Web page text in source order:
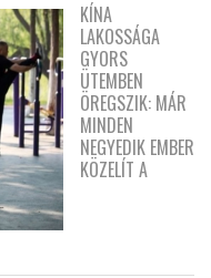
KÍNA
LAKOSSÁGA
GYORS
ÜTEMBEN
ÖREGSZIK: MÁR
MINDEN
NEGYEDIK EMBER
KÖZELÍT A